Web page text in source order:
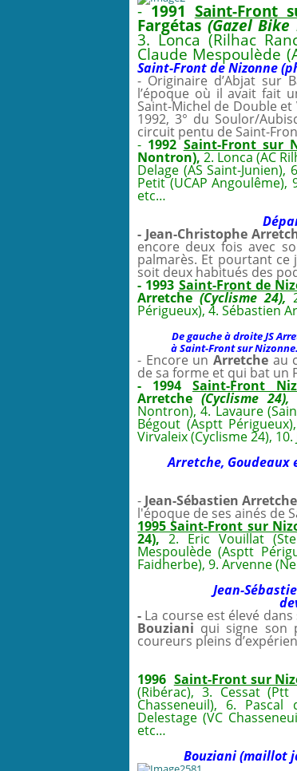
-1991 Saint-Front
Fargétas(Gazel Bike
3. Lonca (Rilhac
Claude Mespoulède
Saint-Front de Nizonne
- Originaire d’Abjat sur
l’époque où il avait fait
Saint-Michel de Double
1992, 3° du Soulor/
circuit pentu de Saint-
- 1992 Saint-Front sur
Nontron),2. Lonca (AC
Delage (AS Saint-
Petit (UCAP
etc…
- Jean-Christophe
encore deux fois avec
palmarès. Et pourtant ce
soit deux habitués des
- 1993 Saint-Front de
Arretche (Cyclisme 24),
Périgueux), 4. Sébastien
De gauche à droite JS
à Saint-Front sur
- Encore unArretche au
de sa forme et qui bat un
- 1994 Saint-Front
Arretche(Cyclisme 24),
Nontron), 4. Lavaure
Bégout (Asptt
Virvaleix (Cyclisme 24),
Arretche, Goudeaux
- Jean-Sébastien Arretche
l'époque de ses ainés de
1995 Saint-Front sur
24), 2. Eric Vouillat
Mespoulède (Asptt
Faidherbe), 9. Arvenne
Jean-
- La course est élevé
Bouziani qui signe son
coureurs pleins
1996 Saint-Front sur
(Ribérac), 3. Cessat (Ptt
Chasseneuil), 6.
Delestage (VC
etc…
Bouziani (maillot